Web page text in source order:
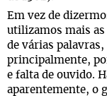
Em vez de
utilizamos mais
de várias
principalmente,
e falta de ouvido.
aparentemente, o